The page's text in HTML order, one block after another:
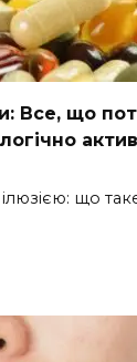
Все, що
що